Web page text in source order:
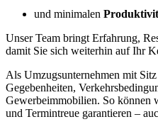
und minimalen
Unser Team bringt Erfahrung,
damit Sie sich weiterhin auf Ihr
Als Umzugsunternehmen mit
Gegebenheiten,
Gewerbeimmobilien. So können
und Termintreue garantieren –